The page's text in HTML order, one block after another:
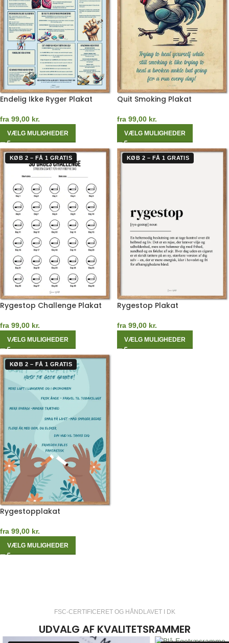
Endelig Ikke Ryger Plakat
fra 99,00 kr.
VÆLG MULIGHEDER
Quit Smoking Plakat
fra 99,00 kr.
VÆLG MULIGHEDER
KØB 2 – FÅ 1 GRATIS
Rygestop Challenge Plakat
fra 99,00 kr.
VÆLG MULIGHEDER
KØB 2 – FÅ 1 GRATIS
Rygestop Plakat
fra 99,00 kr.
VÆLG MULIGHEDER
KØB 2 – FÅ 1 GRATIS
Rygestopplakat
fra 99,00 kr.
VÆLG MULIGHEDER
FSC-CERTIFICERET OG HÅNDLAVET I DK
UDVALG AF KVALITETSRAMMER